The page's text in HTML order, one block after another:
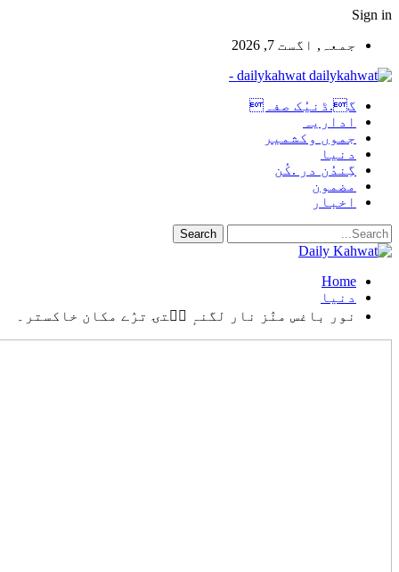
Sign in
جمعہ, اگست 7, 2026
dailykahwat -
گ.ڈنیُک صفہ
اداریہ
جموں وکشمیر
دنیا
گِندُن در .کُن
مضمون
اخبار
Home
دنیا
نور باغس منٛز نار لگنہٕ سۭتۍ ترٛے مکان خاکستر۔